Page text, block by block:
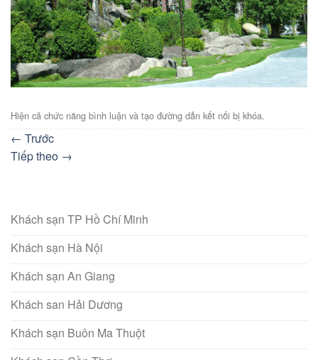
Hiện cả chức năng bình luận và tạo đường dẫn kết nối bị khóa.
← Trước
Tiếp theo →
Khách sạn TP Hồ Chí Minh
Khách sạn Hà Nội
Khách sạn An Giang
Khách san Hải Dương
Khách sạn Buôn Ma Thuột